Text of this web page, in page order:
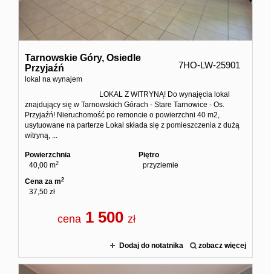
Tarnowskie Góry, Osiedle
Przyjaźń
lokal na wynajem
7HO-LW-25901
LOKAL Z WITRYNĄ! Do wynajęcia lokal
znajdujący się w Tarnowskich Górach - Stare Tarnowice - Os.
Przyjaźń! Nieruchomość po remoncie o powierzchni 40 m2,
usytuowane na parterze Lokal składa się z pomieszczenia z dużą
witryną, ...
Powierzchnia
40,00 m2
Piętro
przyziemie
Cena za m2
37,50 zł
cena 1 500 zł
Dodaj do notatnika zobacz więcej